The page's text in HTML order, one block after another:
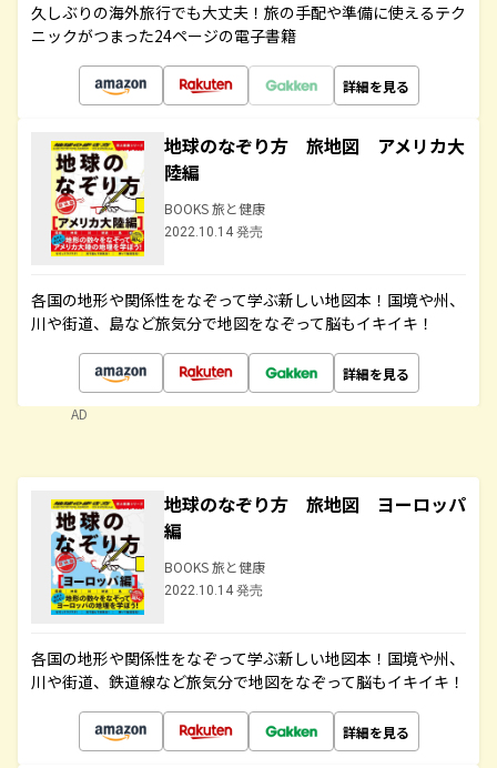
久しぶりの海外旅行でも大丈夫！旅の手配や準備に使えるテク
ニックがつまった24ページの電子書籍
詳細を見る
地球のなぞり方 旅地図 アメリカ大
陸編
BOOKS 旅と健康
2022.10.14 発売
各国の地形や関係性をなぞって学ぶ新しい地図本！国境や州、
川や街道、島など旅気分で地図をなぞって脳もイキイキ！
詳細を見る
AD
地球のなぞり方 旅地図 ヨーロッパ
編
BOOKS 旅と健康
2022.10.14 発売
各国の地形や関係性をなぞって学ぶ新しい地図本！国境や州、
川や街道、鉄道線など旅気分で地図をなぞって脳もイキイキ！
詳細を見る